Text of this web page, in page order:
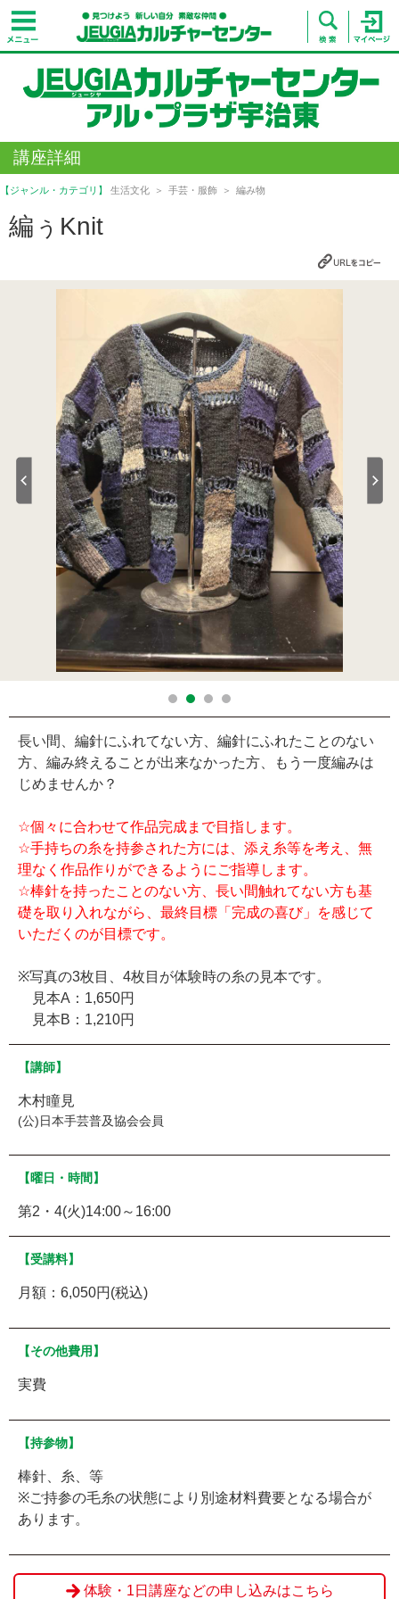
講座詳細
【ジャンル・カテゴリ】 生活文化 手芸・服飾 編み物
編ぅKnit
長い間、編針にふれてない方、編針にふれたことのない
方、編み終えることが出来なかった方、もう一度編みは
じめませんか？
☆個々に合わせて作品完成まで目指します。
☆手持ちの糸を持参された方には、添え糸等を考え、無
理なく作品作りができるようにご指導します。
☆棒針を持ったことのない方、長い間触れてない方も基
礎を取り入れながら、最終目標「完成の喜び」を感じて
いただくのが目標です。
※写真の3枚目、4枚目が体験時の糸の見本です。
見本A：1,650円
見本B：1,210円
【講師】
木村瞳見
(公)日本手芸普及協会会員
【曜日・時間】
第2・4(火)14:00～16:00
【受講料】
月額：6,050円(税込)
【その他費用】
実費
【持参物】
棒針、糸、等
※ご持参の毛糸の状態により別途材料費要となる場合が
あります。
体験・1日講座などの申し込みはこちら